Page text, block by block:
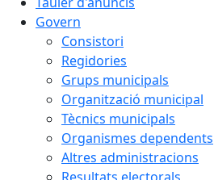
Govern
Consistori
Regidories
Grups municipals
Organització municipal
Tècnics municipals
Organismes dependents
Altres administracions